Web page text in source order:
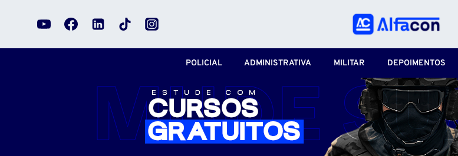
POLICIAL ADMINISTRATIVA MILITAR DEPOIMENTOS